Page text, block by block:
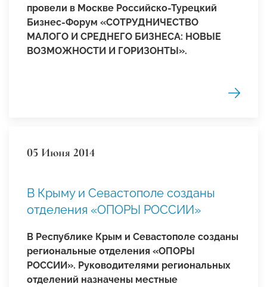
провели в Москве Российско-Турецкий
Бизнес-Форум «СОТРУДНИЧЕСТВО
МАЛОГО И СРЕДНЕГО БИЗНЕСА: НОВЫЕ
ВОЗМОЖНОСТИ И ГОРИЗОНТЫ».
05 Июня 2014
В Крыму и Севастополе созданы
отделения «ОПОРЫ РОССИИ»
В Республике Крым и Севастополе созданы
региональные отделения «ОПОРЫ
РОССИИ». Руководителями региональных
отделений назначены местные